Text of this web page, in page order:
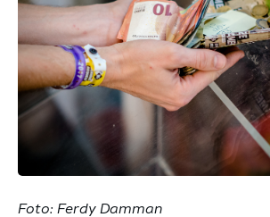
Foto: Ferdy Damman